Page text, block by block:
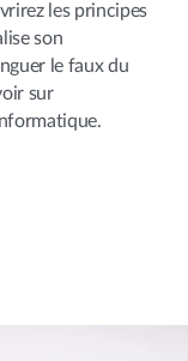
les principes
son
le faux du
sur